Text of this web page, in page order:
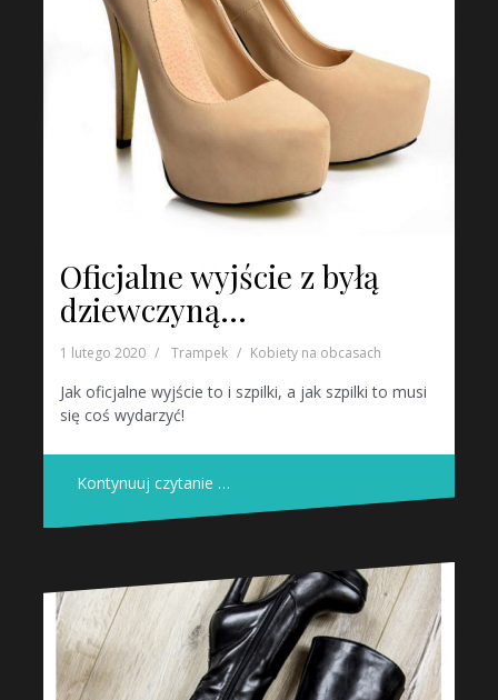
Oficjalne wyjście z byłą
dziewczyną…
1 lutego 2020 Trampek Kobiety na obcasach
Jak oficjalne wyjście to i szpilki, a jak szpilki to musi
się coś wydarzyć!
Kontynuuj czytanie …